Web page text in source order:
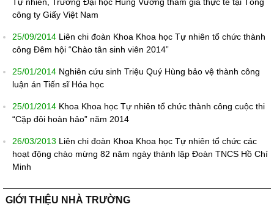
công ty Giấy Việt Nam
25/09/2014 Liên chi đoàn Khoa Khoa học Tự nhiên tổ chức thành
công Đêm hội “Chào tân sinh viên 2014”
25/01/2014 Nghiên cứu sinh Triệu Quý Hùng bảo vệ thành công
luận án Tiến sĩ Hóa học
25/01/2014 Khoa Khoa học Tự nhiên tổ chức thành công cuộc thi
“Cặp đôi hoàn hảo” năm 2014
26/03/2013 Liên chi đoàn Khoa Khoa học Tự nhiên tổ chức các
hoạt động chào mừng 82 năm ngày thành lập Đoàn TNCS Hồ Chí
Minh
GIỚI THIỆU NHÀ TRƯỜNG